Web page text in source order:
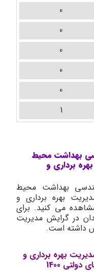
0
0
0
0
0
1
بهداشت محیط
مدیریت بهره برداری و
بهداشت محیط
1400 گرایش مدیریت بهره برداری و
می کنید. برای
همدان در گرایش مدیریت
داشته است.
بهره برداری و
1400